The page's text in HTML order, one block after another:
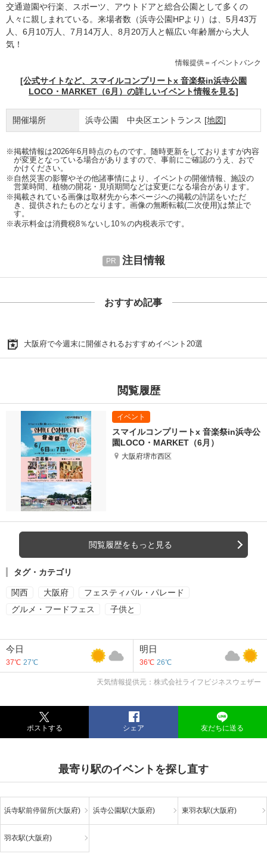
交通遊園や行楽、スポーツ、アウトドアと総合公園として多くの
人々に親しまれている。来場者数（浜寺公園HPより）は、5月43万
人、6月10万人、7月14万人、8月20万人と幅広い年齢層から大人
気！
情報提供＝イベントバンク
[公式サイトなど、スマイルコンプリートx 音楽祭in浜寺公園
LOCO・MARKET（6月）の詳しいイベント情報を見る]
開催場所 浜寺公園 中央区エントランス [地図]
※掲載情報は2026年6月時点のものです。随時更新をしておりますが内容
が変更となっている場合がありますので、事前にご確認のうえ、おで
かけください。
※自然災害の影響やその他諸事情により、イベントの開催情報、施設の
営業時間、植物の開花・見頃期間などは変更になる場合があります。
※掲載されている画像は取材先から本ページへの掲載の許諾をいただ
き、提供されたものとなります。画像の無断転載(二次使用)は禁止で
す。
※表示料金は消費税8％ないし10％の内税表示です。
注目情報
おすすめ記事
大阪府で今週末に開催されるおすすめイベント20選
閲覧履歴
スマイルコンプリートx 音楽祭in浜寺公
園LOCO・MARKET（6月）
大阪府堺市西区
閲覧履歴をもっと見る
タグ・カテゴリ
関西 大阪府
フェスティバル・パレード
グルメ・フードフェス
子供と
今日
37℃ 27℃
明日
36℃ 26℃
天気情報提供元：株式会社ライフビジネスウェザー
ポストする シェア 友だちに送る
最寄り駅のイベントを探し直す
浜寺駅前停留所(大阪府) 浜寺公園駅(大阪府) 東羽衣駅(大阪府)
羽衣駅(大阪府)